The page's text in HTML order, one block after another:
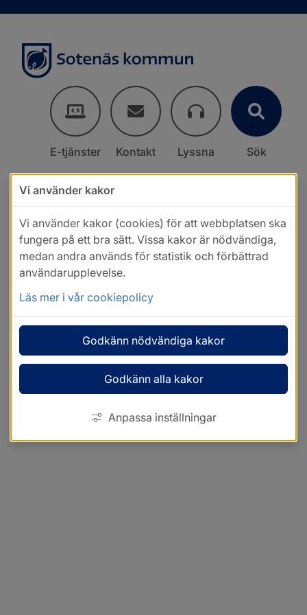
E-tjänster Kontakt Lyssna Sök
Vi använder kakor
Vi använder kakor (cookies) för att webbplatsen ska
fungera på ett bra sätt. Vissa kakor är nödvändiga,
medan andra används för statistik och förbättrad
användarupplevelse.
Läs mer i vår cookiepolicy
Godkänn nödvändiga kakor
Godkänn alla kakor
Anpassa inställningar